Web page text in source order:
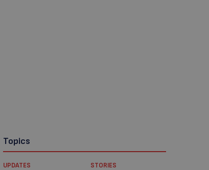
Topics
UPDATES STORIES